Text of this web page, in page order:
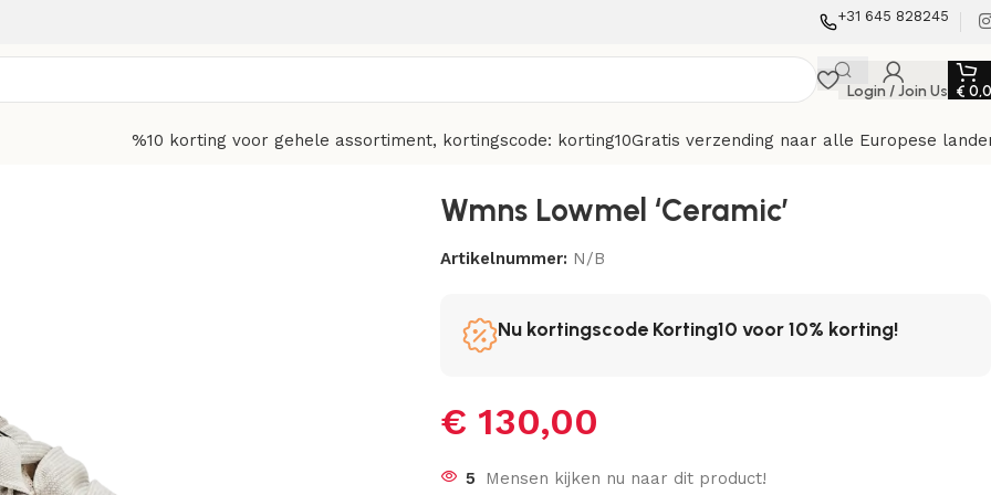
+31 645 828245
Login / Join Us €
%10 korting voor gehele assortiment, kortingscode: korting10Gratis verzending naar alle Europese
Wmns Lowmel ‘Ceramic’
Artikelnummer: N/B
Nu kortingscode Korting10 voor 10% korting!
€ 130,00
5 Mensen kijken nu naar dit product!